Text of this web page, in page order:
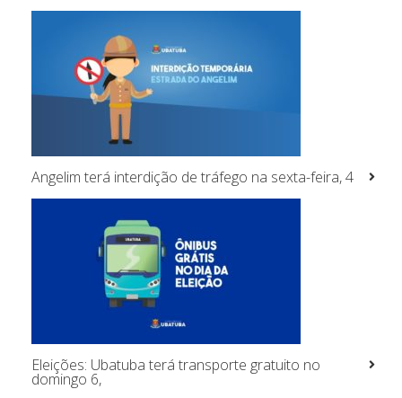
Angelim terá interdição de tráfego na sexta-feira, 4
Eleições: Ubatuba terá transporte gratuito no
domingo 6,